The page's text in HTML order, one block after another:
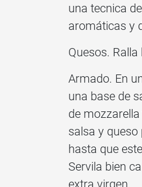
una tecnica
aromáticas y
Quesos.
Armado. En
una base de
de
salsa y
hasta que
Servila bien
extra virgen.